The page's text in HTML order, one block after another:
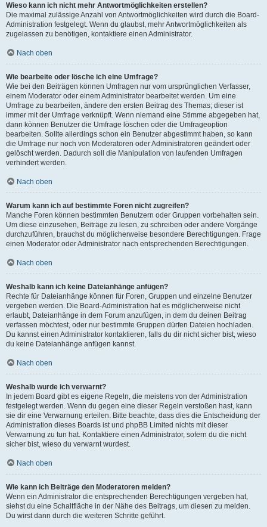
Wieso kann ich nicht mehr Antwortmöglichkeiten erstellen?
Die maximal zulässige Anzahl von Antwortmöglichkeiten wird durch die Board-
Administration festgelegt. Wenn du glaubst, mehr Antwortmöglichkeiten als
zugelassen zu benötigen, kontaktiere einen Administrator.
Nach oben
Wie bearbeite oder lösche ich eine Umfrage?
Wie bei den Beiträgen können Umfragen nur vom ursprünglichen Verfasser,
einem Moderator oder einem Administrator bearbeitet werden. Um eine
Umfrage zu bearbeiten, ändere den ersten Beitrag des Themas; dieser ist
immer mit der Umfrage verknüpft. Wenn niemand eine Stimme abgegeben hat,
dann können Benutzer die Umfrage löschen oder die Umfrageoption
bearbeiten. Sollte allerdings schon ein Benutzer abgestimmt haben, so kann
die Umfrage nur noch von Moderatoren oder Administratoren geändert oder
gelöscht werden. Dadurch soll die Manipulation von laufenden Umfragen
verhindert werden.
Nach oben
Warum kann ich auf bestimmte Foren nicht zugreifen?
Manche Foren können bestimmten Benutzern oder Gruppen vorbehalten sein.
Um diese einzusehen, Beiträge zu lesen, zu schreiben oder andere Vorgänge
durchzuführen, brauchst du möglicherweise besondere Berechtigungen. Frage
einen Moderator oder Administrator nach entsprechenden Berechtigungen.
Nach oben
Weshalb kann ich keine Dateianhänge anfügen?
Rechte für Dateianhänge können für Foren, Gruppen und einzelne Benutzer
vergeben werden. Die Board-Administration hat es möglicherweise nicht
erlaubt, Dateianhänge in dem Forum anzufügen, in dem du deinen Beitrag
verfassen möchtest, oder nur bestimmte Gruppen dürfen Dateien hochladen.
Du kannst einen Administrator kontaktieren, falls du dir nicht sicher bist, wieso
du keine Dateianhänge anfügen kannst.
Nach oben
Weshalb wurde ich verwarnt?
In jedem Board gibt es eigene Regeln, die meistens von der Administration
festgelegt werden. Wenn du gegen eine dieser Regeln verstoßen hast, kann
sie dir eine Verwarnung erteilen. Bitte beachte, dass dies die Entscheidung der
Administration dieses Boards ist und phpBB Limited nichts mit dieser
Verwarnung zu tun hat. Kontaktiere einen Administrator, sofern du die nicht
sicher bist, wieso du verwarnt wurdest.
Nach oben
Wie kann ich Beiträge den Moderatoren melden?
Wenn ein Administrator die entsprechenden Berechtigungen vergeben hat,
siehst du eine Schaltfläche in der Nähe des Beitrags, um diesen zu melden.
Du wirst dann durch die weiteren Schritte geführt.